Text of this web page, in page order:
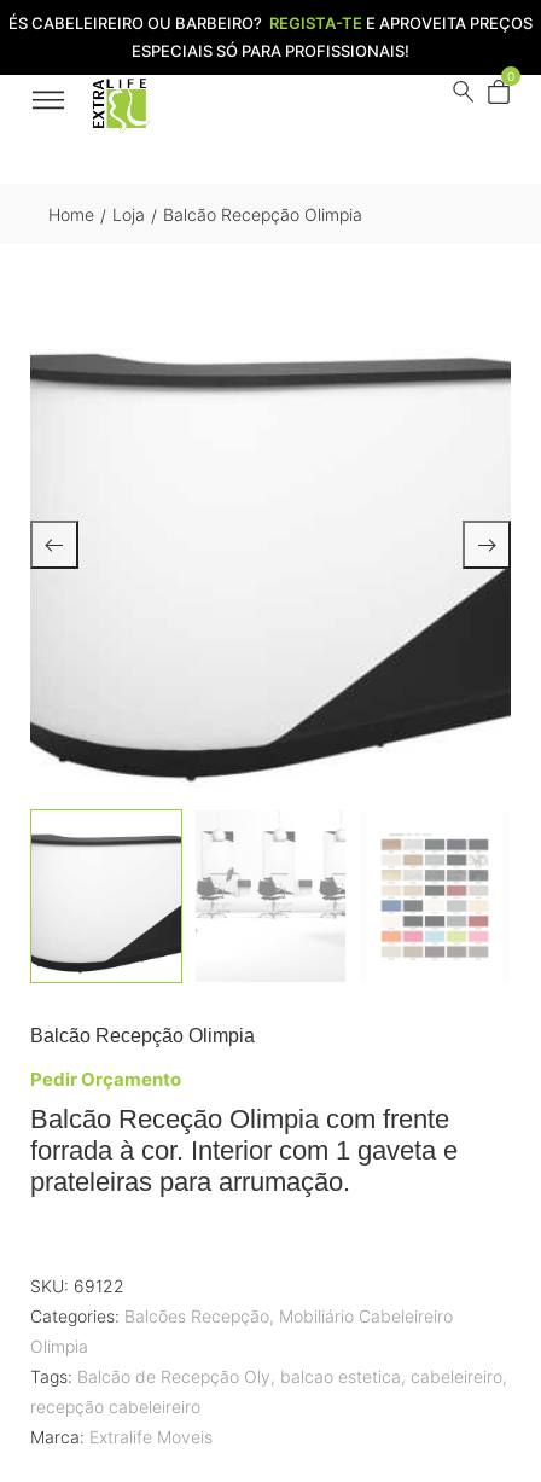
ÉS CABELEIREIRO OU BARBEIRO? REGISTA-TE E APROVEITA PREÇOS
ESPECIAIS SÓ PARA PROFISSIONAIS!
0
Home / Loja / Balcão Recepção Olimpia
Balcão Recepção Olimpia
Pedir Orçamento
Balcão Receção Olimpia com frente
forrada à cor. Interior com 1 gaveta e
prateleiras para arrumação.
SKU: 69122
Categories: Balcões Recepção, Mobiliário Cabeleireiro
Olimpia
Tags: Balcão de Recepção Oly, balcao estetica, cabeleireiro,
recepção cabeleireiro
Marca: Extralife Moveis